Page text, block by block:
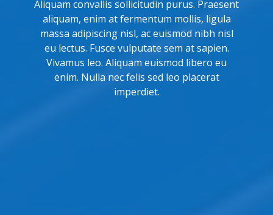
Aliquam convallis sollicitudin purus. Praesent
aliquam, enim at fermentum mollis, ligula
massa adipiscing nisl, ac euismod nibh nisl
eu lectus. Fusce vulputate sem at sapien.
Vivamus leo. Aliquam euismod libero eu
enim. Nulla nec felis sed leo placerat
imperdiet.